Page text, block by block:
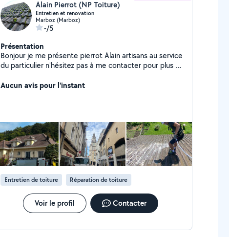
Alain Pierrot (NP Toiture)
Entretien et renovation
Marboz (Marboz)
-/5
Présentation
Bonjour je me présente pierrot Alain artisans au service
du particulier n'hésitez pas à me contacter pour plus de
Aucun avis pour l'instant
Entretien de toiture Réparation de toiture
Voir le profil Contacter